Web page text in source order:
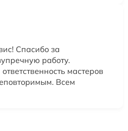
Спасибо за
работу.
мастеров
Всем